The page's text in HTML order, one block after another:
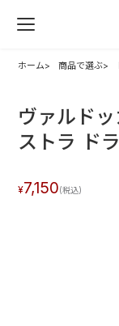
ホーム 商品で選ぶ
ヴァルド
ストラ ド
7,150